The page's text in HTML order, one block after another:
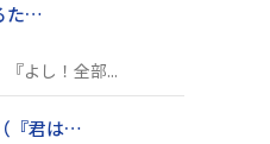
た…
よし！全部...
『君は…